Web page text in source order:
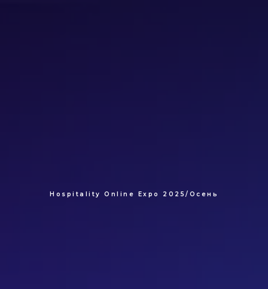
Hospitality Online Expo 2025/Осень